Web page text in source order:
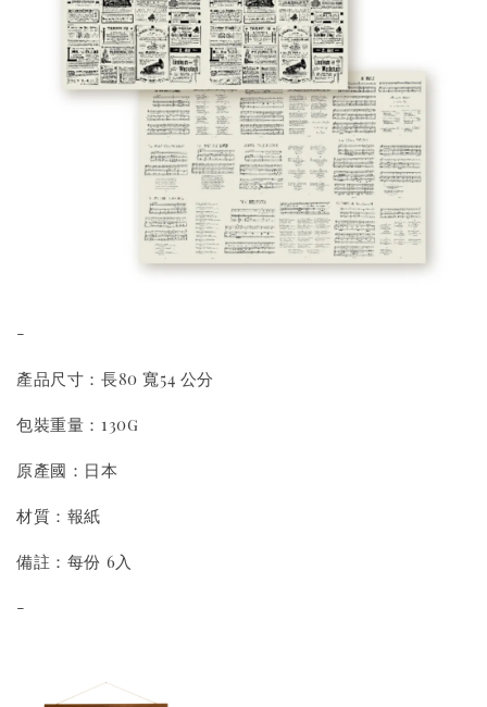
-
產品尺寸：長80 寬54 公分
包裝重量：130g
原產國：日本
材質：報紙
備註：每份 6入
-